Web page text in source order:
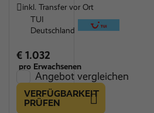
inkl. Transfer vor Ort
TUI
Deutschland
€ 1.032
pro Erwachsenen
Angebot vergleichen
VERFÜGBARKEIT
PRÜFEN